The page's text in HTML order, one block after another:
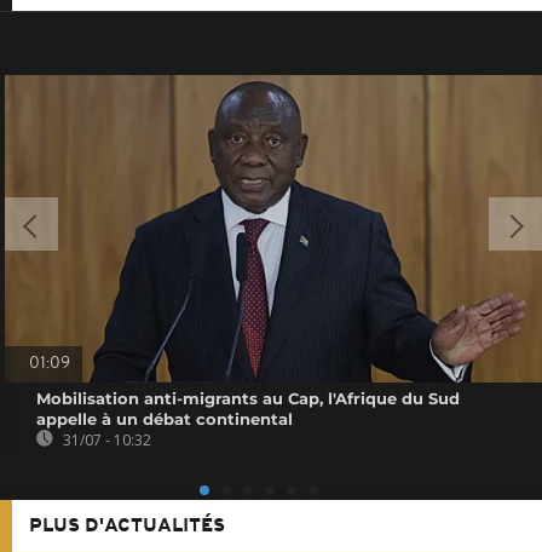
01:09
Mobilisation anti-migrants au Cap, l'Afrique du Sud
appelle à un débat continental
31/07 - 10:32
PLUS D'ACTUALITÉS